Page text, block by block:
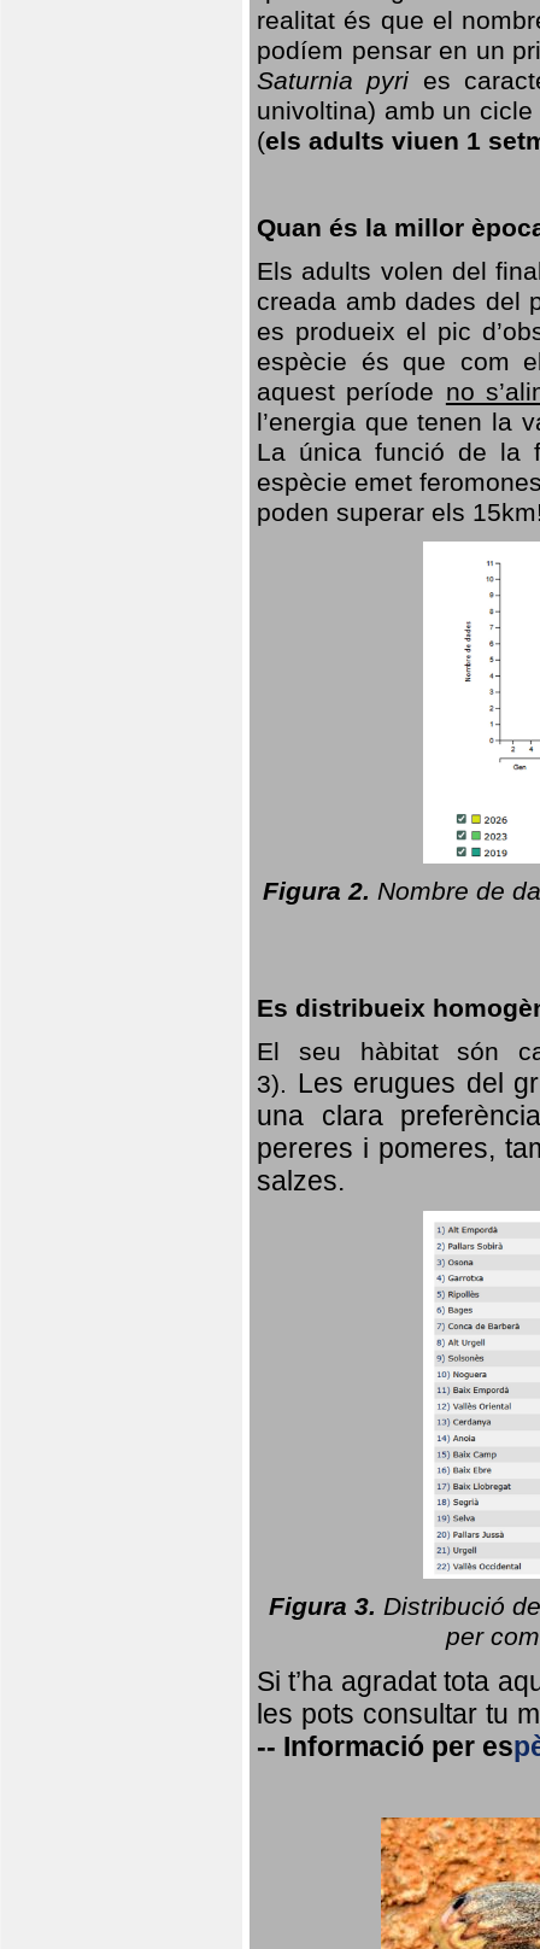
realitat és que el
podíem pensar en un
Saturnia pyri es
univoltina) amb un
(els adults viuen 1
Quan és la millor
Els adults volen del
creada amb dades del
es produeix el pic
espècie és que com
aquest període no
l’energia que tenen la
La única funció de la
espècie emet
poden superar els
Figura 2. Nombre de
Es distribueix
El seu hàbitat són
3). Les erugues del
una clara
pereres i pomeres,
salzes.
Figura 3. Distribució
per
Si t’ha agradat tota
les pots consultar tu
-- Informació per es